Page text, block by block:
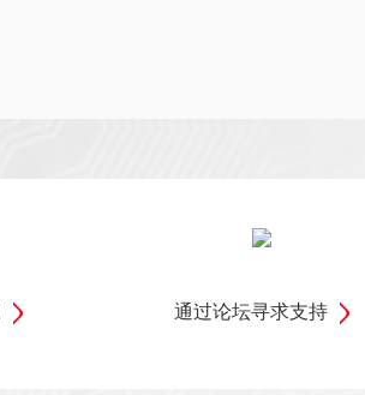
通过论坛寻求支持